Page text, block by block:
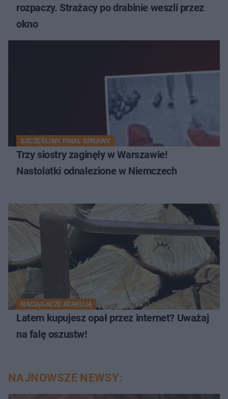
rozpaczy. Strażacy po drabinie weszli przez
okno
SZCZĘŚLIWY FINAŁ SPRAWY
Trzy siostry zaginęły w Warszawie!
Nastolatki odnalezione w Niemczech
NACIĄGACZE ATAKUJĄ
Latem kupujesz opał przez internet? Uważaj
na falę oszustw!
NAJNOWSZE NEWSY: